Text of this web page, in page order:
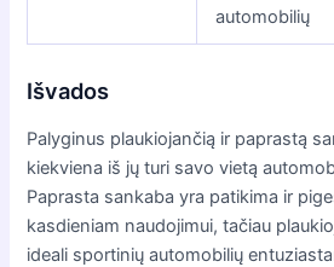
automobilių
Išvados
Palyginus plaukiojančią ir paprastą
kiekviena iš jų turi savo vietą
Paprasta sankaba yra patikima ir
kasdieniam naudojimui, tačiau
ideali sportinių automobilių